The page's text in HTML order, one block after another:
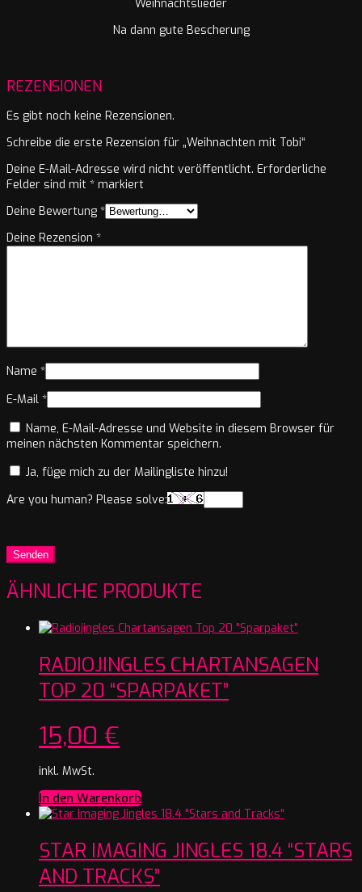
Weihnachtslieder
Na dann gute Bescherung
REZENSIONEN
Es gibt noch keine Rezensionen.
Schreibe die erste Rezension für „Weihnachten mit Tobi“
Deine E-Mail-Adresse wird nicht veröffentlicht. Erforderliche
Felder sind mit * markiert
Deine Bewertung *
Deine Rezension *
Name *
E-Mail *
Name, E-Mail-Adresse und Website in diesem Browser für
meinen nächsten Kommentar speichern.
Ja, füge mich zu der Mailingliste hinzu!
Are you human? Please solve:
ÄHNLICHE PRODUKTE
RADIOJINGLES CHARTANSAGEN
TOP 20 “SPARPAKET”
15,00 €
inkl. MwSt.
In den Warenkorb
STAR IMAGING JINGLES 18.4 “STARS
AND TRACKS”